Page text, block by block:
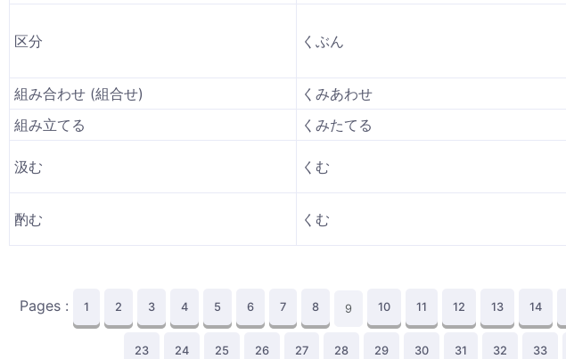
区分 くぶん
組み合わせ (組合せ)
くみあわせ
組み立てる
くみたてる
汲む くむ
酌む くむ
Pages : 1 2 3 4 5 6 7 8 9 10 11 12 13 14
23 24 25 26 27 28 29 30 31 32 33